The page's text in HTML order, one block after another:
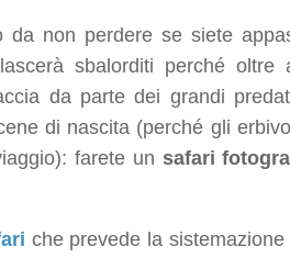
da non perdere se siete
sbalorditi perché oltre
da parte dei grandi
di nascita (perché gli
farete un safari
che prevede la